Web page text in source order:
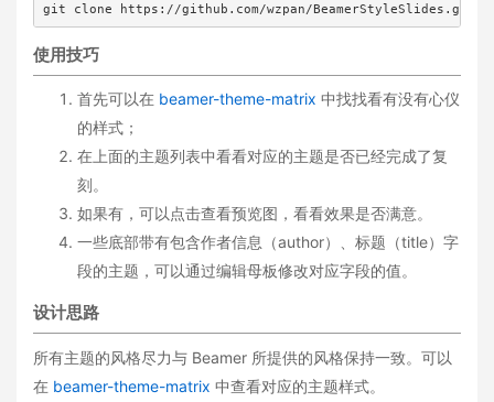
git clone https://github.com/wzpan/BeamerStyleSlides.git
使用技巧
首先可以在 beamer-theme-matrix 中找找看有没有心仪
的样式；
在上面的主题列表中看看对应的主题是否已经完成了复
刻。
如果有，可以点击查看预览图，看看效果是否满意。
一些底部带有包含作者信息（author）、标题（title）字
段的主题，可以通过编辑母板修改对应字段的值。
设计思路
所有主题的风格尽力与 Beamer 所提供的风格保持一致。可以
在 beamer-theme-matrix 中查看对应的主题样式。